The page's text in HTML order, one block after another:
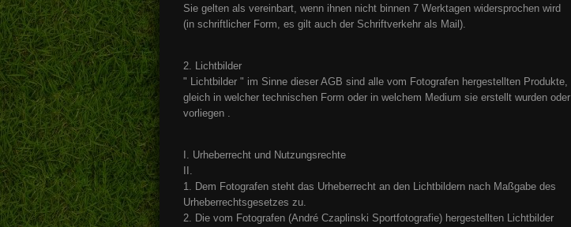
Sie gelten als vereinbart, wenn ihnen nicht binnen 7 Werktagen widersprochen wird
(in schriftlicher Form, es gilt auch der Schriftverkehr als Mail).
2. Lichtbilder
" Lichtbilder " im Sinne dieser AGB sind alle vom Fotografen hergestellten Produkte,
gleich in welcher technischen Form oder in welchem Medium sie erstellt wurden oder
vorliegen .
I. Urheberrecht und Nutzungsrechte
II.
1. Dem Fotografen steht das Urheberrecht an den Lichtbildern nach Maßgabe des
Urheberrechtsgesetzes zu.
2. Die vom Fotografen (André Czaplinski Sportfotografie) hergestellten Lichtbilder